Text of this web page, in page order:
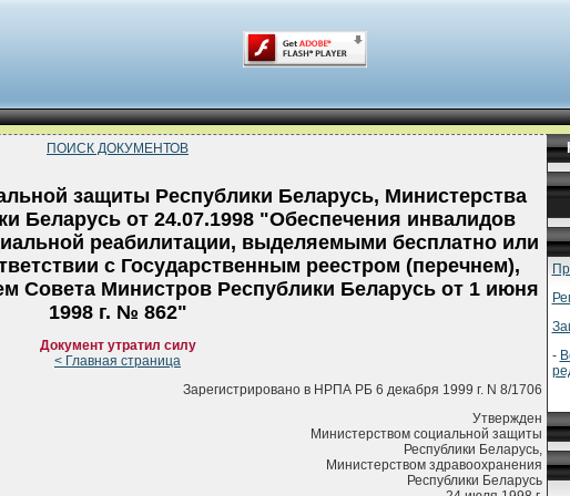
ПОИСК ДОКУМЕНТОВ
защиты Республики Беларусь, Министерства
Беларусь от 24.07.1998 "Обеспечения инвалидов
реабилитации, выделяемыми бесплатно или
с Государственным реестром (перечнем),
Совета Министров Республики Беларусь от 1 июня
1998 г. № 862"
Документ утратил силу
< Главная страница
Зарегистрировано в НРПА РБ 6 декабря 1999 г. N 8/1706
Утвержден
Министерством социальной защиты
Республики Беларусь,
Министерством здравоохранения
Республики Беларусь
-